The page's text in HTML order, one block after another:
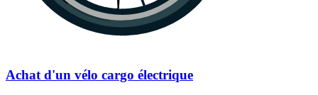
Achat d'un vélo cargo électrique